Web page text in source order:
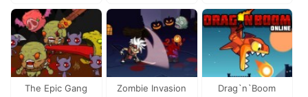
The Epic Gang Zombie Invasion Drag`n`Boom